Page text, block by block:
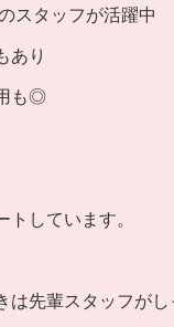
スタッフが活躍中
あり
も◎
しています。
先輩スタッフがし